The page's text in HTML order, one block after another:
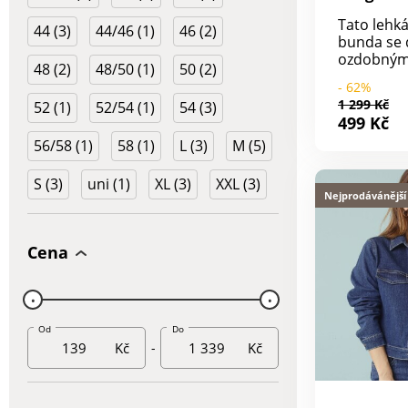
44 (3)
44/46 (1)
46 (2)
48 (2)
48/50 (1)
50 (2)
52 (1)
52/54 (1)
54 (3)
56/58 (1)
58 (1) L (3)
M (5)
S (3)
uni (1) XL (3) XXL (3)
Cena
Kč
Od
- Kč
Do
Tato
bunda se
pase
postavě i
který
hravý
materiál
perfektní
teplejších
Délka 73
- 62%
1 299 Kč
499 Kč
Nejprodávánější